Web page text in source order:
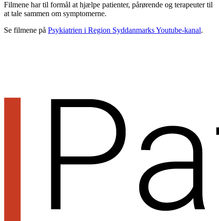
Filmene har til formål at hjælpe patienter, pårørende og terapeuter til
at tale sammen om symptomerne.
Se filmene på Psykiatrien i Region Syddanmarks Youtube-kanal.